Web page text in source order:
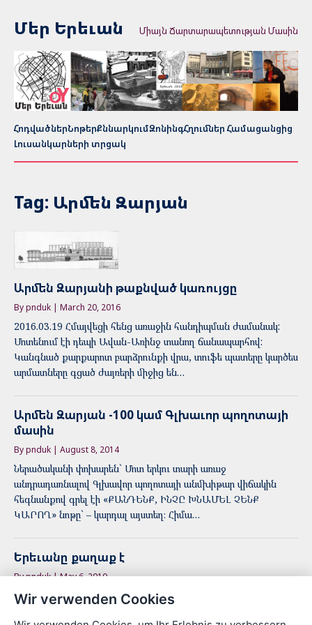
Մեր Երեւան Միայն Ճարտարապետության Մասին
ՀոդվածներՆոթերՔննարկումԶոնինգՀղումներ Համացանցից
Լուսանկարների տրցակ
Tag: Արմեն Զարյան
Արմեն Զարյանի թաքնված կառույցը
By pnduk | March 20, 2016
2016.03.19 Հմայվեցի հենց առաջին հանդիպման ժամանակ:
Մոտենում էի դեպի Ավան-Առինջ տանող ճանապարհով:
Կանգնած քարքարոտ բարձրունքի վրա, տուֆե պատերը կարծես
արմատները գցած ժայռերի միջից են…
Արմեն Զարյան -100 կամ Գլխաւոր պողոտայի
մասին
By pnduk | August 8, 2014
Ներածականի փոխարեն` Մոտ երկու տարի առաջ
անդրադառնալով Գլխավոր պողոտայի անմխիթար վիճակին
հեգնանքով գրել էի «ՔԱՆԴԵՆՔ, ԻՆՉԸ ԽՆԱՄԵԼ ՉԵՆՔ
ԿԱՐՈՂ» նոթը` – կարդալ այստեղ։ Հիմա…
Երեւանը քաղաք է
By pnduk | May 6, 2010
2010-05-06 Մի պարզ միտք, որ սովորաբար գիտակցվում է երբ
Wir verwenden Cookies